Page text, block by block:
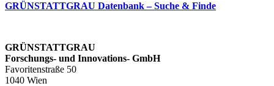
GRÜNSTATTGRAU Datenbank – Suche & Finde
GRÜNSTATTGRAU
Forschungs- und Innovations- GmbH
Favoritenstraße 50
1040 Wien